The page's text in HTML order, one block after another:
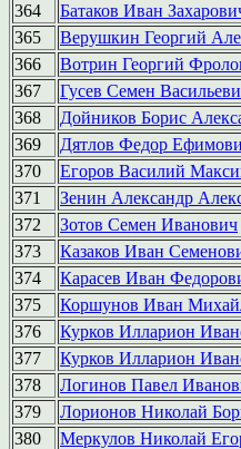
364
Батаков Иван
365
Верушкин Георгий
366
Вотрин Георгий
367
Гусев Семен
368
Дойников Борис
369
Дятлов Федор
370
Егоров Василий
371
Зенин Александр
372
Зотов Семен Иванович
373
Казаков Иван
374
Карасев Иван
375
Коршунов Иван
376
Курков Илларион
377
Курков Илларион
378
Логинов Павел
379
Лорионов Николай
380
Меркулов Николай